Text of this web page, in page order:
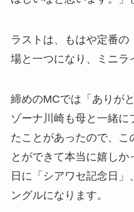
ラストは、もはや定番
場と一つになり、ミニラ
締めのMCでは「ありが
ゾーナ川崎も母と一緒
たことがあったので、こ
とができて本当に嬉し
日に「シアワセ記念日
ングルになります。